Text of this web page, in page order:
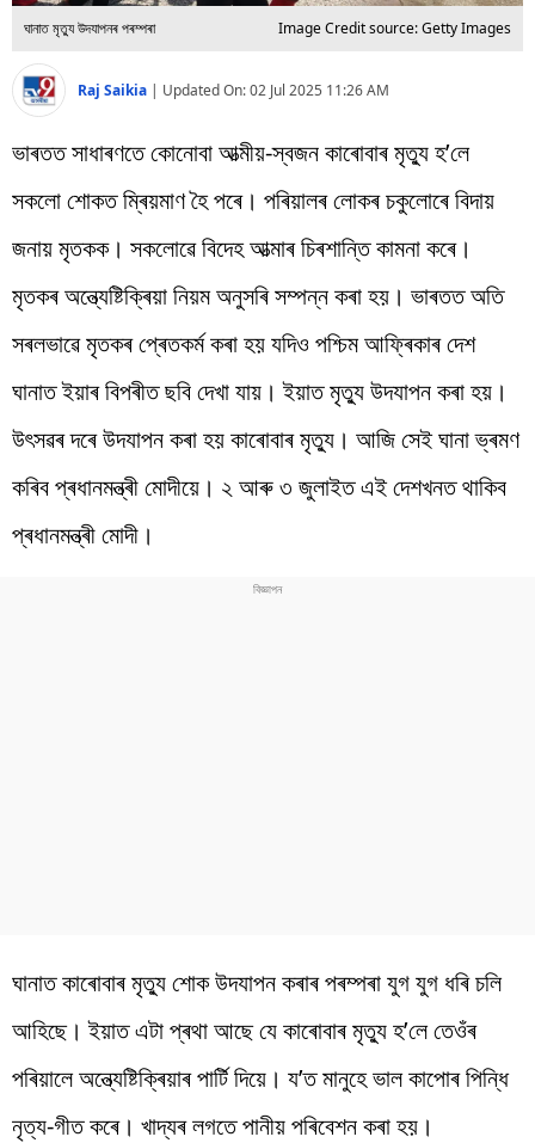
ঘানাত মৃত্যু উদযাপনৰ পৰম্পৰা Image Credit source: Getty Images
Raj Saikia | Updated On:02 Jul 2025 11:26 AM
ভাৰতত সাধাৰণতে কোনোবা আত্মীয়-স্বজন কাৰোবাৰ মৃত্যু হ’লে
সকলো শোকত ম্ৰিয়মাণ হৈ পৰে। পৰিয়ালৰ লোকৰ চকুলোৰে বিদায়
জনায় মৃতকক। সকলোৱে বিদেহ আত্মাৰ চিৰশান্তি কামনা কৰে।
মৃতকৰ অন্ত্যেষ্টিক্ৰিয়া নিয়ম অনুসৰি সম্পন্ন কৰা হয়। ভাৰতত অতি
সৰলভাৱে মৃতকৰ প্ৰেতকৰ্ম কৰা হয় যদিও পশ্চিম আফ্ৰিকাৰ দেশ
ঘানাত ইয়াৰ বিপৰীত ছবি দেখা যায়। ইয়াত মৃত্যু উদযাপন কৰা হয়।
উৎসৱৰ দৰে উদযাপন কৰা হয় কাৰোবাৰ মৃত্যু। আজি সেই ঘানা ভ্ৰমণ
কৰিব প্ৰধানমন্ত্ৰী মোদীয়ে। ২ আৰু ৩ জুলাইত এই দেশখনত থাকিব
প্ৰধানমন্ত্ৰী মোদী।
ঘানাত কাৰোবাৰ মৃত্যু শোক উদযাপন কৰাৰ পৰম্পৰা যুগ যুগ ধৰি চলি
আহিছে। ইয়াত এটা প্ৰথা আছে যে কাৰোবাৰ মৃত্যু হ’লে তেওঁৰ
পৰিয়ালে অন্ত্যেষ্টিক্ৰিয়াৰ পাৰ্টি দিয়ে। য’ত মানুহে ভাল কাপোৰ পিন্ধি
নৃত্য-গীত কৰে। খাদ্যৰ লগতে পানীয় পৰিবেশন কৰা হয়।